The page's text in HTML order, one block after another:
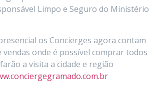
Limpo e Seguro do Ministério
os Concierges agora contam
onde é possível comprar todos
a visita a cidade e região